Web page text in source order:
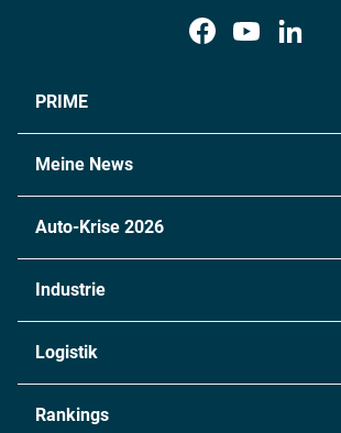
PRIME
Meine News
Auto-Krise 2026
Industrie
Chemie
Logistik
Rankings